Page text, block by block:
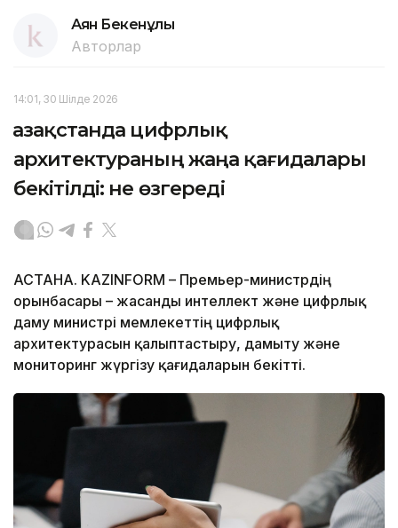
Аян Бекенұлы
Авторлар
14:01, 30 Шілде 2026
Қазақстанда цифрлық
архитектураның жаңа қағидалары
бекітілді: не өзгереді
АСТАНА. KAZINFORM – Премьер-министрдің
орынбасары – жасанды интеллект және цифрлық
даму министрі мемлекеттің цифрлық
архитектурасын қалыптастыру, дамыту және
мониторинг жүргізу қағидаларын бекітті.